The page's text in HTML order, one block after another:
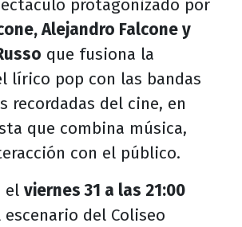
protagonizado por
Alejandro Falcone y
que fusiona la
lírico pop con las bandas
recordadas del cine, en
que combina música,
con el público.
el viernes 31 a las 21:00
escenario del Coliseo